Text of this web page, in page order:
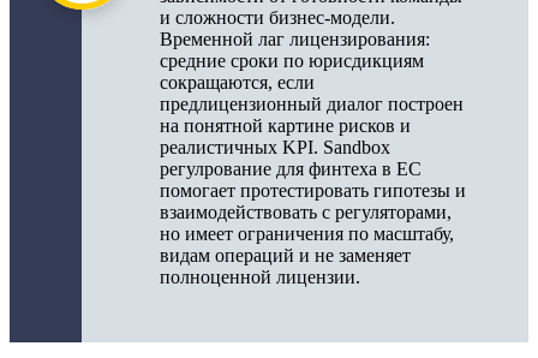
и сложности бизнес‑модели.
Временной лаг лицензирования:
средние сроки по юрисдикциям
сокращаются, если
предлицензионный диалог построен
на понятной картине рисков и
реалистичных KPI. Sandbox
регулрование для финтеха в ЕС
помогает протестировать гипотезы и
взаимодействовать с регуляторами,
но имеет ограничения по масштабу,
видам операций и не заменяет
полноценной лицензии.